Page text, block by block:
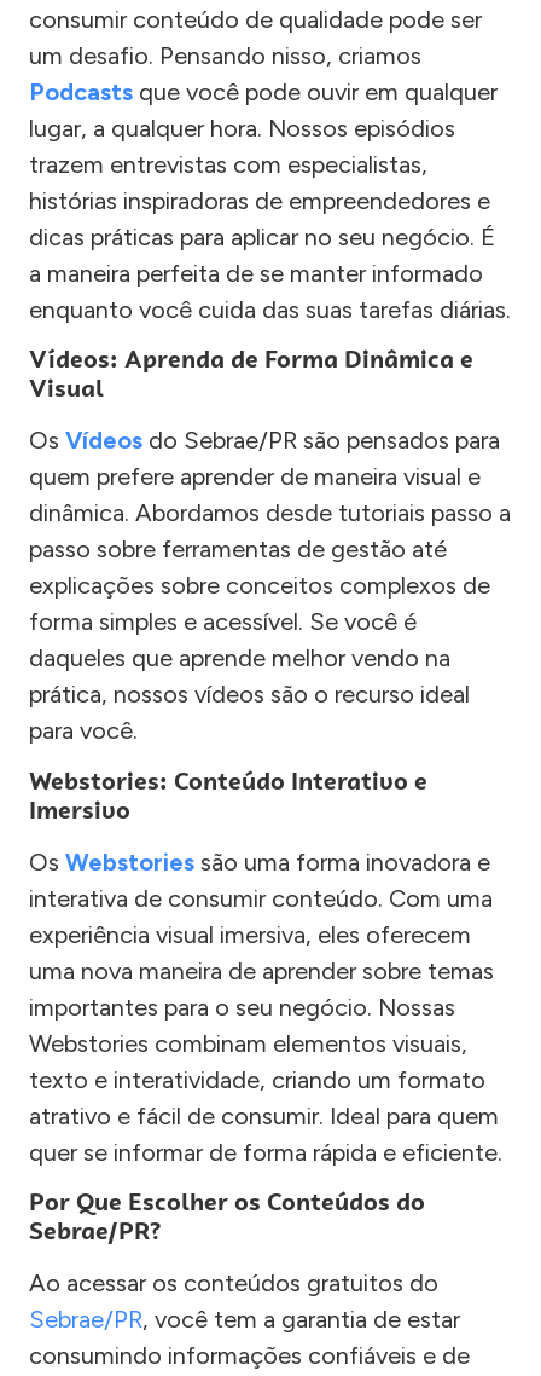
consumir conteúdo de qualidade pode ser
um desafio. Pensando nisso, criamos
Podcasts que você pode ouvir em qualquer
lugar, a qualquer hora. Nossos episódios
trazem entrevistas com especialistas,
histórias inspiradoras de empreendedores e
dicas práticas para aplicar no seu negócio. É
a maneira perfeita de se manter informado
enquanto você cuida das suas tarefas diárias.
Vídeos: Aprenda de Forma Dinâmica e
Visual
Os Vídeos do Sebrae/PR são pensados para
quem prefere aprender de maneira visual e
dinâmica. Abordamos desde tutoriais passo a
passo sobre ferramentas de gestão até
explicações sobre conceitos complexos de
forma simples e acessível. Se você é
daqueles que aprende melhor vendo na
prática, nossos vídeos são o recurso ideal
para você.
Webstories: Conteúdo Interativo e
Imersivo
Os Webstories são uma forma inovadora e
interativa de consumir conteúdo. Com uma
experiência visual imersiva, eles oferecem
uma nova maneira de aprender sobre temas
importantes para o seu negócio. Nossas
Webstories combinam elementos visuais,
texto e interatividade, criando um formato
atrativo e fácil de consumir. Ideal para quem
quer se informar de forma rápida e eficiente.
Por Que Escolher os Conteúdos do
Sebrae/PR?
Ao acessar os conteúdos gratuitos do
Sebrae/PR, você tem a garantia de estar
consumindo informações confiáveis e de